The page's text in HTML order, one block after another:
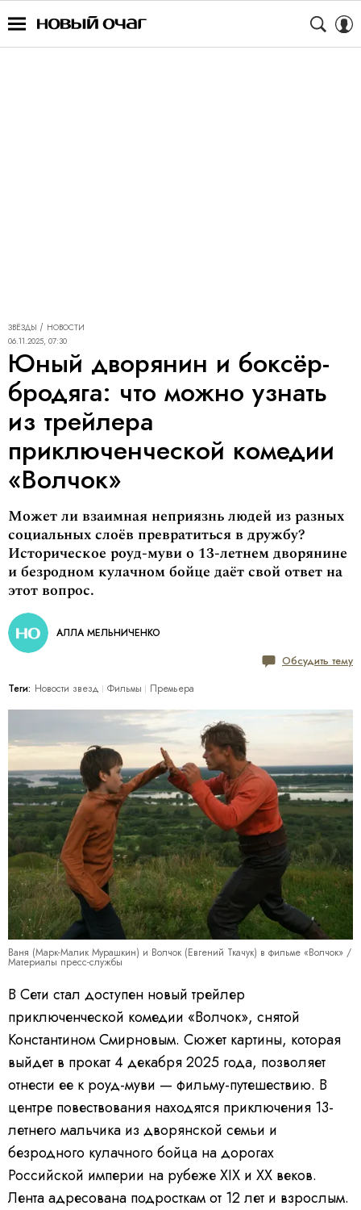
ЗВЁЗДЫ
НОВОСТИ
06.11.2025, 07:30
Юный дворянин и боксёр-
бродяга: что можно узнать
из трейлера
приключенческой комедии
«Волчок»
Может ли взаимная неприязнь людей из разных
социальных слоёв превратиться в дружбу?
Историческое роуд-муви о 13-летнем дворянине
и безродном кулачном бойце даёт свой ответ на
этот вопрос.
АЛЛА МЕЛЬНИЧЕНКО
Обсудить тему
Теги: Новости звезд Фильмы Премьера
Ваня (Марк-Малик Мурашкин) и Волчок (Евгений Ткачук) в фильме «Волчок» /
Материалы пресс-службы
В Сети стал доступен новый трейлер
приключенческой комедии «Волчок», снятой
Константином Смирновым. Сюжет картины, которая
выйдет в прокат 4 декабря 2025 года, позволяет
отнести ее к роуд-муви — фильму-путешествию. В
центре повествования находятся приключения 13-
летнего мальчика из дворянской семьи и
безродного кулачного бойца на дорогах
Российской империи на рубеже XIX и XX веков.
Лента адресована подросткам от 12 лет и взрослым.